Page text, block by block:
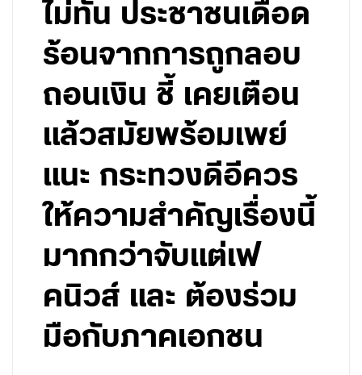
ไม่ทัน ประชาชนเดือด
ร้อนจากการถูกลอบ
ถอนเงิน ชี้ เคยเตือน
แล้วสมัยพร้อมเพย์
แนะ กระทวงดีอีควร
ให้ความสำคัญเรื่องนี้
มากกว่าจับแต่เฟ
คนิวส์ และ ต้องร่วม
มือกับภาคเอกชน